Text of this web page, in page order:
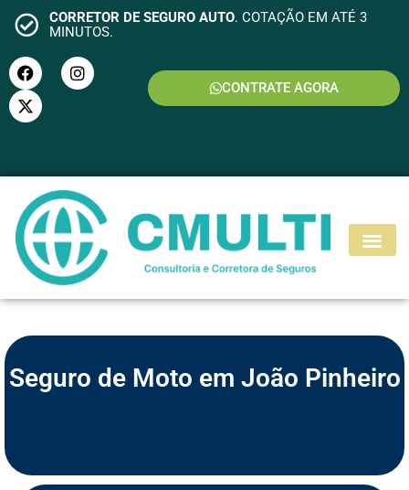
CORRETOR DE SEGURO AUTO. COTAÇÃO EM ATÉ 3
MINUTOS.
CONTRATE AGORA
SEGURO MOTO
Seguro de Moto em João Pinheiro